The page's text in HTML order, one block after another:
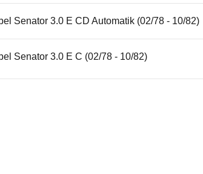
Senator 3.0 E CD Automatik (02/78 - 10/82)
Senator 3.0 E C (02/78 - 10/82)